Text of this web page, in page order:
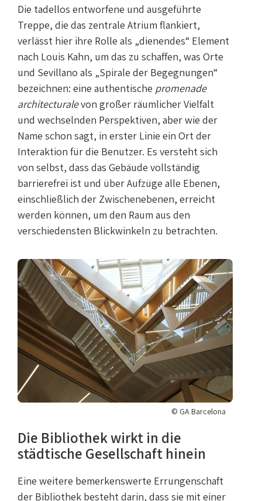
Die tadellos entworfene und ausgeführte
Treppe, die das zentrale Atrium flankiert,
verlässt hier ihre Rolle als „dienendes“ Element
nach Louis Kahn, um das zu schaffen, was Orte
und Sevillano als „Spirale der Begegnungen“
bezeichnen: eine authentische promenade
architecturalevon großer räumlicher Vielfalt
und wechselnden Perspektiven, aber wie der
Name schon sagt, in erster Linie ein Ort der
Interaktion für die Benutzer. Es versteht sich
von selbst, dass das Gebäude vollständig
barrierefrei ist und über Aufzüge alle Ebenen,
einschließlich der Zwischenebenen, erreicht
werden können, um den Raum aus den
verschiedensten Blickwinkeln zu betrachten.
© GA Barcelona
Die Bibliothek wirkt in die
städtische Gesellschaft hinein
Eine weitere bemerkenswerte Errungenschaft
der Bibliothek besteht darin, dass sie mit einer